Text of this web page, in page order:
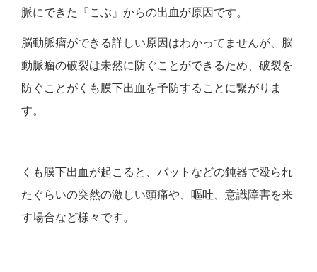
脈にできた『こぶ』からの出血が原因です。
脳動脈瘤ができる詳しい原因はわかってませんが、脳
動脈瘤の破裂は未然に防ぐことができるため、破裂を
防ぐことがくも膜下出血を予防することに繋がりま
す。
くも膜下出血が起こると、バットなどの鈍器で殴られ
たぐらいの突然の激しい頭痛や、嘔吐、意識障害を来
す場合など様々です。